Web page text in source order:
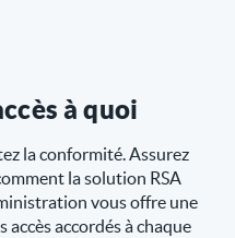
à quoi
la conformité. Assurez
la solution RSA
vous offre une
accès accordés à chaque